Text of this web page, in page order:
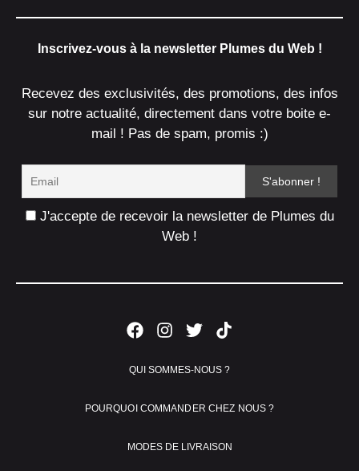
Inscrivez-vous à la newsletter Plumes du Web !
Recevez des exclusivités, des promotions, des infos
sur notre actualité, directement dans votre boite e-
mail ! Pas de spam, promis :)
J'accepte de recevoir la newsletter de Plumes du
Web !
QUI SOMMES-NOUS ?
POURQUOI COMMANDER CHEZ NOUS ?
MODES DE LIVRAISON